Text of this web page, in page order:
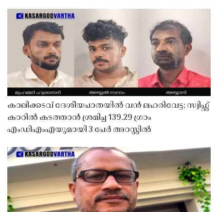
കാലിക്കടവ് ദേശീയപാതയിൽ വൻ ലഹരിവേട്ട; സ്വിഫ്റ്റ്
കാറിൽ കടത്താൻ ശ്രമിച്ച 139.29 ഗ്രാം
എംഡിഎംഎയുമായി 3 പേർ അറസ്റ്റിൽ